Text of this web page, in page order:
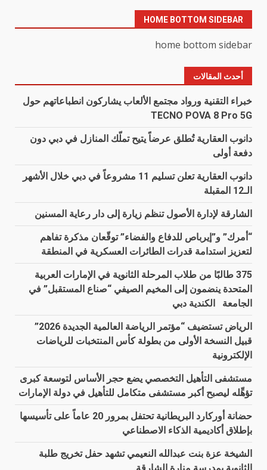
HOME BOTTOM SIDEBAR
home bottom sidebar
أحدث المقالات
خبراء التقنية ورواد مجتمع الألعاب يشاركون انطباعاتهم حول
TECNO POVA 8 Pro 5G
دانوب العقارية تُطلق عرضاً يتيح تملّك المنازل في دبي دون
دفعة أولى
دانوب العقارية تعلن تسليم 11 مشروعاً في دبي خلال الأشهر
الـ12 المقبلة
الشارقة لإدارة الأصول تنظم زيارة إلى دار رعاية المسنين
“أمرك” و”إيرباص للدفاع والفضاء” توقّعان مذكرة تفاهم
لتعزيز استدامة قدرات الطائرات العسكرية في المنطقة
375 طالبًا من طلاب المرحلة الثانوية في الإمارات العربية
المتحدة ينضمون إلى المخيم الصيفي “صناع المستقبل” في
الجامعة الكندية دبي
الرياض تستضيف “مؤتمر الرياضة العالمية الجديدة 2026”
قبيل النسخة الأولى من بطولة كأس المنتخبات للرياضات
الإلكترونية
مستشفى التأهيل التخصصي يضع حجر الأساس لتوسعة كبرى
تؤهِّله ليصبح أكبر مستشفى متكامل للتأهيل في دولة الإمارات
حضانة أوركارد البريطانية تحتفل بمرور 20 عاماً على تأسيسها
بإطلاق أكاديمية الذكاء الاصطناعي
الشيخة عزة بنت عبدالله النعيمي تشهد حفل تخريج طلبة